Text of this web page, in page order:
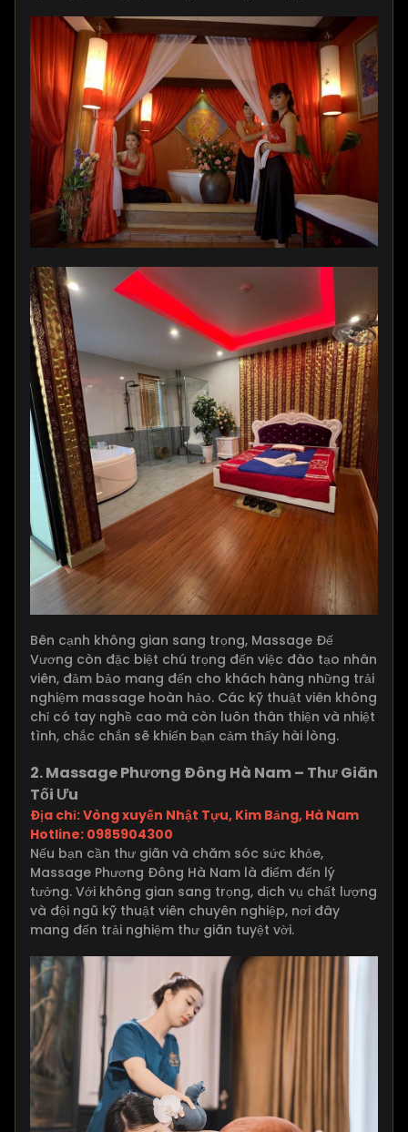
Bên cạnh không gian sang trọng, Massage Đế
Vương còn đặc biệt chú trọng đến việc đào tạo nhân
viên, đảm bảo mang đến cho khách hàng những trải
nghiệm massage hoàn hảo. Các kỹ thuật viên không
chỉ có tay nghề cao mà còn luôn thân thiện và nhiệt
tình, chắc chắn sẽ khiến bạn cảm thấy hài lòng.
2. Massage Phương Đông Hà Nam – Thư Giãn
Tối Ưu
Địa chỉ: Vòng xuyến Nhật Tựu, Kim Bảng, Hà Nam
Hotline: 0985904300
Nếu bạn cần thư giãn và chăm sóc sức khỏe,
Massage Phương Đông Hà Nam là điểm đến lý
tưởng. Với không gian sang trọng, dịch vụ chất lượng
và đội ngũ kỹ thuật viên chuyên nghiệp, nơi đây
mang đến trải nghiệm thư giãn tuyệt vời.